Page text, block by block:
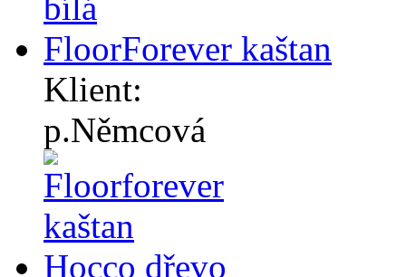
FloorForever kaštan
Klient:
p.Němcová
Hocco dřevo